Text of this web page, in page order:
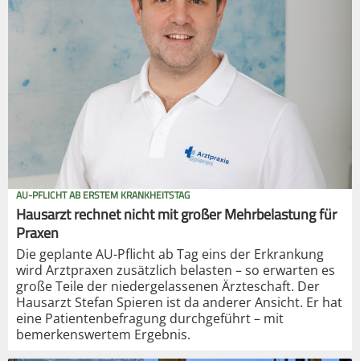
AU-PFLICHT AB ERSTEM KRANKHEITSTAG
Hausarzt rechnet nicht mit großer Mehrbelastung für
Praxen
Die geplante AU-Pflicht ab Tag eins der Erkrankung
wird Arztpraxen zusätzlich belasten – so erwarten es
große Teile der niedergelassenen Ärzteschaft. Der
Hausarzt Stefan Spieren ist da anderer Ansicht. Er hat
eine Patientenbefragung durchgeführt – mit
bemerkenswertem Ergebnis.